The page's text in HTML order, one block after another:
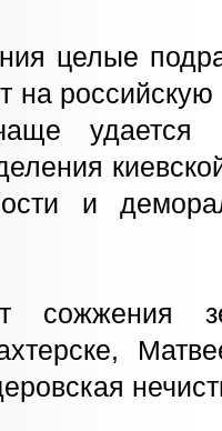
целые
на
удается
и
сожжения